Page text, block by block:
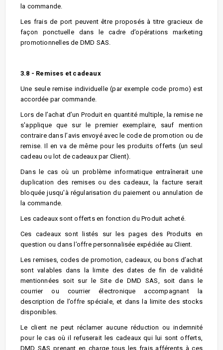
la commande.
Les frais de port peuvent être proposés à titre gracieux de
façon ponctuelle dans le cadre d’opérations marketing
promotionnelles de DMD SAS.
3.8 - Remises et cadeaux
Une seule remise individuelle (par exemple code promo) est
accordée par commande.
Lors de l’achat d’un Produit en quantité multiple, la remise ne
s'applique que sur le premier exemplaire, sauf mention
contraire dans l’avis envoyé avec le code de promotion ou de
remise. Il en va de même pour les produits offerts (un seul
cadeau ou lot de cadeaux par Client).
Dans le cas où un problème informatique entraînerait une
duplication des remises ou des cadeaux, la facture serait
bloquée jusqu'à régularisation du paiement ou annulation de
la commande.
Les cadeaux sont offerts en fonction du Produit acheté.
Ces cadeaux sont listés sur les pages des Produits en
question ou dans l’offre personnalisée expédiée au Client.
Les remises, codes de promotion, cadeaux, ou bons d’achat
sont valables dans la limite des dates de fin de validité
mentionnées soit sur le Site de DMD SAS, soit dans le
courrier ou courrier électronique accompagnant la
description de l’offre spéciale, et dans la limite des stocks
disponibles.
Le client ne peut réclamer aucune réduction ou indemnité
pour le cas où il refuserait les cadeaux qui lui sont offerts,
DMD SAS prenant en charge tous les frais afférents à ces